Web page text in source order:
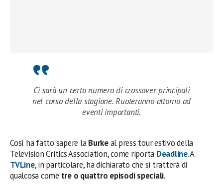
Ci sarà un certo numero di crossover principali
nel corso della stagione. Ruoteranno attorno ad
eventi importanti.
Così ha fatto sapere laBurkeal press tour estivo della
Television Critics Association, come riporta Deadline. A
TVLine, in particolare, ha dichiarato che si tratterà di
qualcosa come tre o quattro episodi speciali.